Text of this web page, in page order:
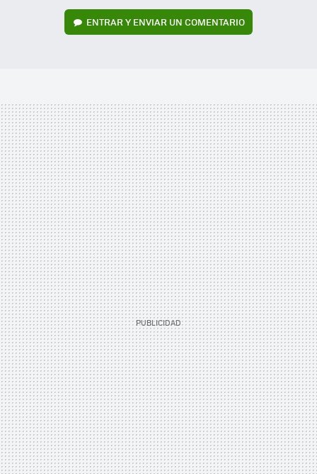
ENTRAR Y ENVIAR UN COMENTARIO